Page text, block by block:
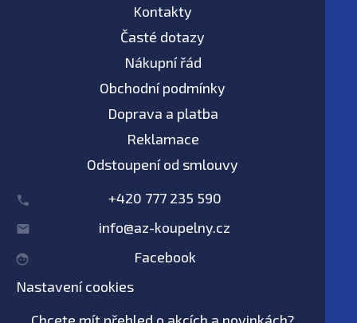
Kontakty
Časté dotazy
Nákupní řád
Obchodní podmínky
Doprava a platba
Reklamace
Odstoupení od smlouvy
+420 777 235 590
info@az-koupelny.cz
Facebook
Nastavení cookies